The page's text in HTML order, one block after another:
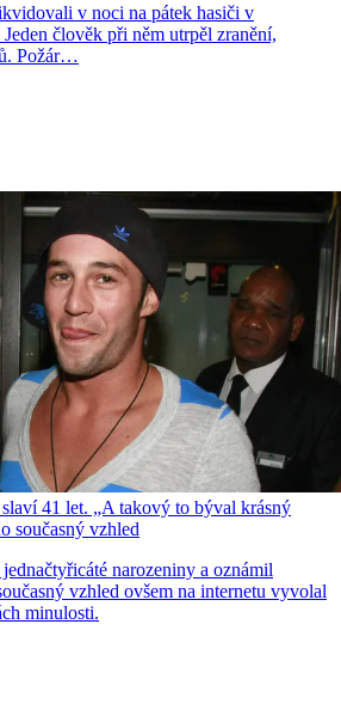
v noci na pátek hasiči v
člověk při něm utrpěl zranění,
Požár…
slaví 41 let. „A takový to býval krásný
současný vzhled
narozeniny a oznámil
vzhled ovšem na internetu vyvolal
minulosti.